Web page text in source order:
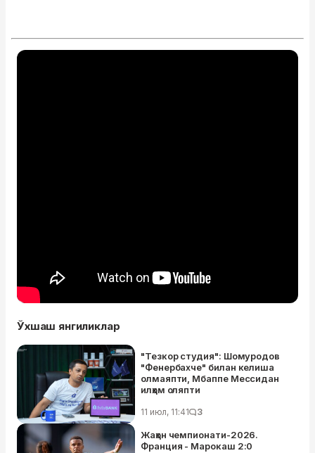
Ўхшаш янгиликлар
"Тезкор студия": Шомуродов
"Фенербахче" билан келиша
олмаяпти, Мбаппе Мессидан
илҳом оляпти
11 июл, 11:41 3
Жаҳон чемпионати-2026.
Франция - Марокаш 2:0